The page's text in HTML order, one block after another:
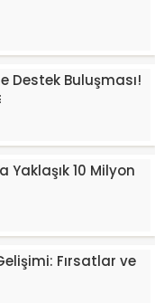
Destek Buluşması!
Yaklaşık 10 Milyon
Fırsatlar ve